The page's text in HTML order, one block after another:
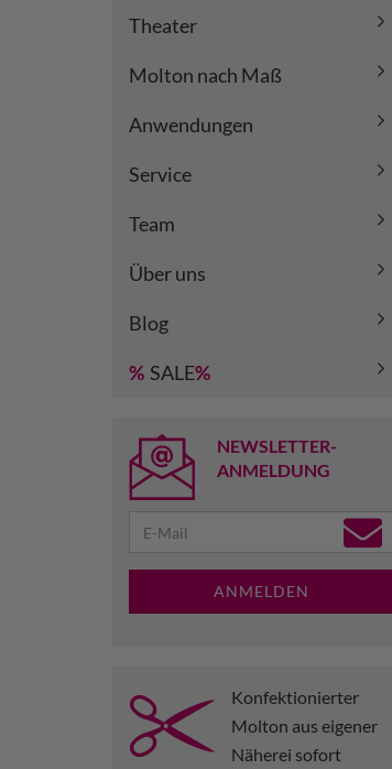
Theater
Molton nach Maß
Anwendungen
Service
Team
Über uns
Blog
% SALE%
NEWSLETTER-
ANMELDUNG
ANMELDEN
Konfektionierter
Molton aus eigener
Näherei sofort